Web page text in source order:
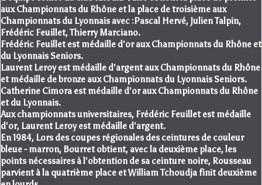
aux Championnats du Rhône et la place de troisième aux
Championnats du Lyonnais avec :Pascal Hervé, Julien Talpin,
Frédéric Feuillet, Thierry Marciano.
Frédéric Feuillet est médaille d'or aux Championnats du Rhône et
du Lyonnais Seniors.
Laurent Leroy est médaille d'argent aux Championnats du Rhône
et médaille de bronze aux Championnats du Lyonnais Seniors.
Catherine Cimora est médaille d'or aux Championnats du Rhône
et du Lyonnais.
Aux championnats universitaires, Frédéric Feuillet est médaille
d'or, Laurent Leroy est médaille d'argent.
En 1984, Lors des coupes régionales des ceintures de couleur
bleue - marron, Bourret obtient, avec la deuxième place, les
points nécessaires à l'obtention de sa ceinture noire, Rousseau
parvient à la quatrième place et William Tchoudja finit deuxième